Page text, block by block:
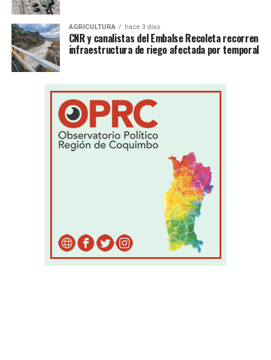
AGRICULTURA hace 3 días
CNR y canalistas del Embalse Recoleta recorren
infraestructura de riego afectada por temporal